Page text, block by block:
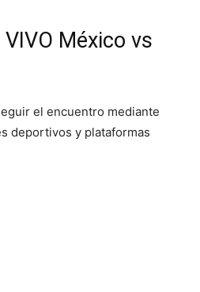
México vs
el encuentro mediante
deportivos y plataformas